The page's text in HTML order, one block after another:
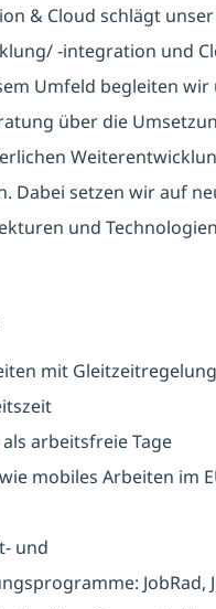
& Cloud schlägt
-integration und
Umfeld begleiten wir
über die
Dabei setzen wir auf
und
mit
arbeitsfreie Tage
mobiles Arbeiten im
und
JobRad,